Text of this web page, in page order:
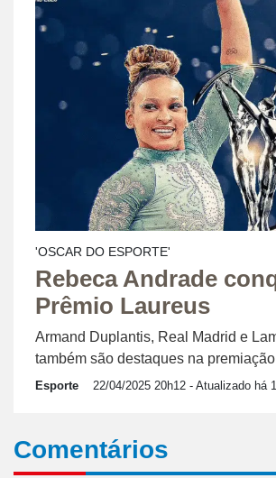
'OSCAR DO ESPORTE'
Rebeca Andrade
Prêmio Laureus
Armand Duplantis, Real Madrid e
também são destaques na premiação
Esporte 22/04/2025 20h12 - Atualizado há
Comentários